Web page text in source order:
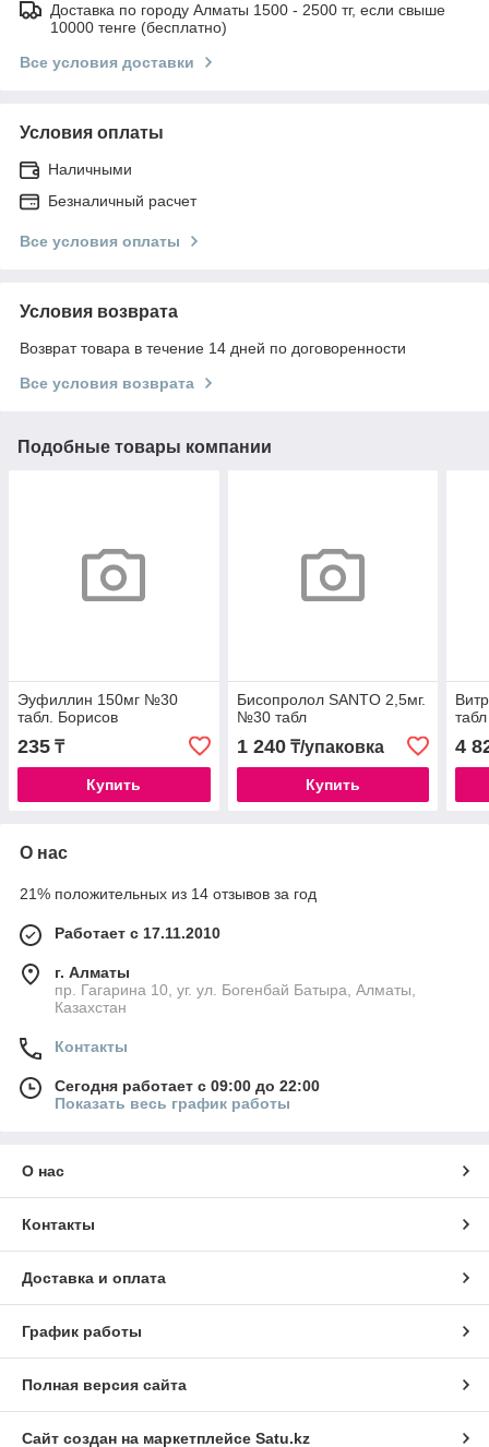
Доставка по городу Алматы 1500 - 2500 тг, если свыше
10000 тенге (бесплатно)
Все условия доставки
Условия оплаты
Наличными
Безналичный расчет
Все условия оплаты
Условия возврата
Возврат товара в течение 14 дней по договоренности
Все условия возврата
Подобные товары компании
Эуфиллин 150мг №30
табл. Борисов
235 ₸
Купить
Бисопролол SANTO 2,5мг.
№30 табл
1 240₸/упаковка
Купить
табл
4
О нас
21% положительных из 14 отзывов за год
Работает с 17.11.2010
г. Алматы
пр. Гагарина 10, уг. ул. Богенбай Батыра, Алматы,
Казахстан
Контакты
Сегодня работает с 09:00 до 22:00
Показать весь график работы
О нас
Контакты
Доставка и оплата
График работы
Полная версия сайта
Сайт создан на маркетплейсе Satu.kz